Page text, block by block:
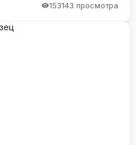
153143 просмотра